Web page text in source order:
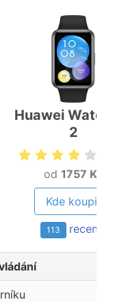
Huawei
2
od 1757 Kč
Kde koupit
113 recenzí